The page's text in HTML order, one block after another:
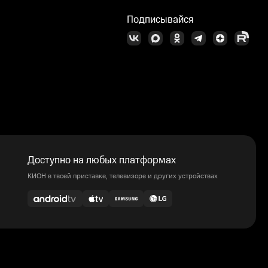
Подписывайся
Доступно на любых платформах
КИОН в твоей приставке, телевизоре и других устройствах